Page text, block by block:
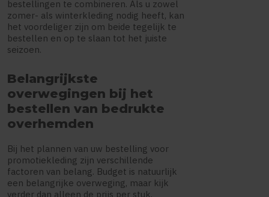
bestellingen te combineren. Als u zowel
zomer- als winterkleding nodig heeft, kan
het voordeliger zijn om beide tegelijk te
bestellen en op te slaan tot het juiste
seizoen.
Belangrijkste
overwegingen bij het
bestellen van bedrukte
overhemden
Bij het plannen van uw bestelling voor
promotiekleding zijn verschillende
factoren van belang. Budget is natuurlijk
een belangrijke overweging, maar kijk
verder dan alleen de prijs per stuk.